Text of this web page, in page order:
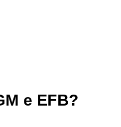
e EFB?